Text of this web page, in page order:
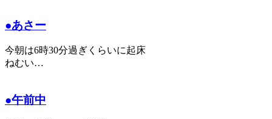
●あさー
今朝は6時30分過ぎくらいに起床
ねむい…
●午前中